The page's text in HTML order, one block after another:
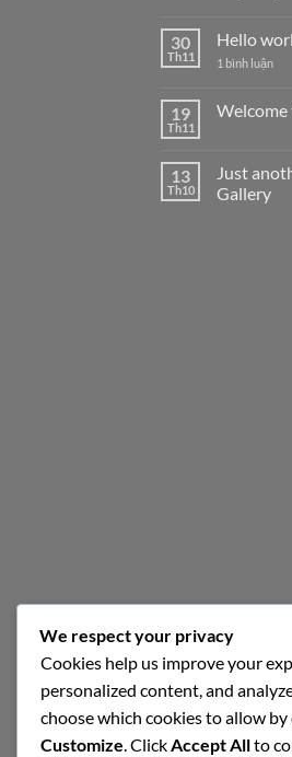
bình
ở
Thế
Từ
Truyền
Thống
30
Th11
Hello
1 bình luậnở
19
Th11
luận
ở
Welcome
13
Th10
Just
Gallery
We respect your privacy
Cookies help us improve your
personalized content, and
choose which cookies to allow by
Customize . Click Accept Allto